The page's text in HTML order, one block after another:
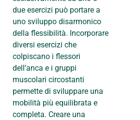
due esercizi può portare a
uno sviluppo disarmonico
della flessibilità. Incorporare
diversi esercizi che
colpiscano i flessori
dell’anca e i gruppi
muscolari circostanti
permette di sviluppare una
mobilità più equilibrata e
completa. Creare una